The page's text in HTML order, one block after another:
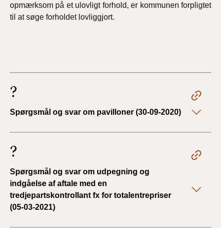
opmærksom på et ulovligt forhold, er kommunen forpligtet
til at søge forholdet lovliggjort.
?
Spørgsmål og svar om pavilloner (30-09-2020)
?
Spørgsmål og svar om udpegning og
indgåelse af aftale med en
tredjepartskontrollant fx for totalentrepriser
(05-03-2021)